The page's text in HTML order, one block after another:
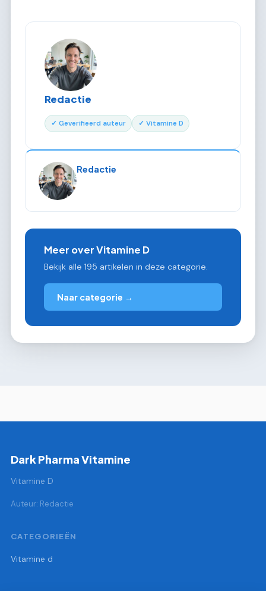
Redactie
✓ Geverifieerd auteur ✓ Vitamine D
Redactie
Meer over Vitamine D
Bekijk alle 195 artikelen in deze categorie.
Naar categorie →
Dark Pharma Vitamine
Vitamine D
Auteur: Redactie
CATEGORIEËN
Vitamine d